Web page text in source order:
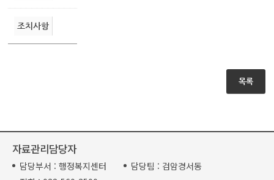
조치사항
목록
자료관리담당자
담당부서 : 행정복지센터 담당팀 : 검암경서동